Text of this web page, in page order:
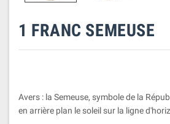
1 FRANC SEMEUSE
Avers : la Semeuse, symbole de la
en arrière plan le soleil sur la ligne